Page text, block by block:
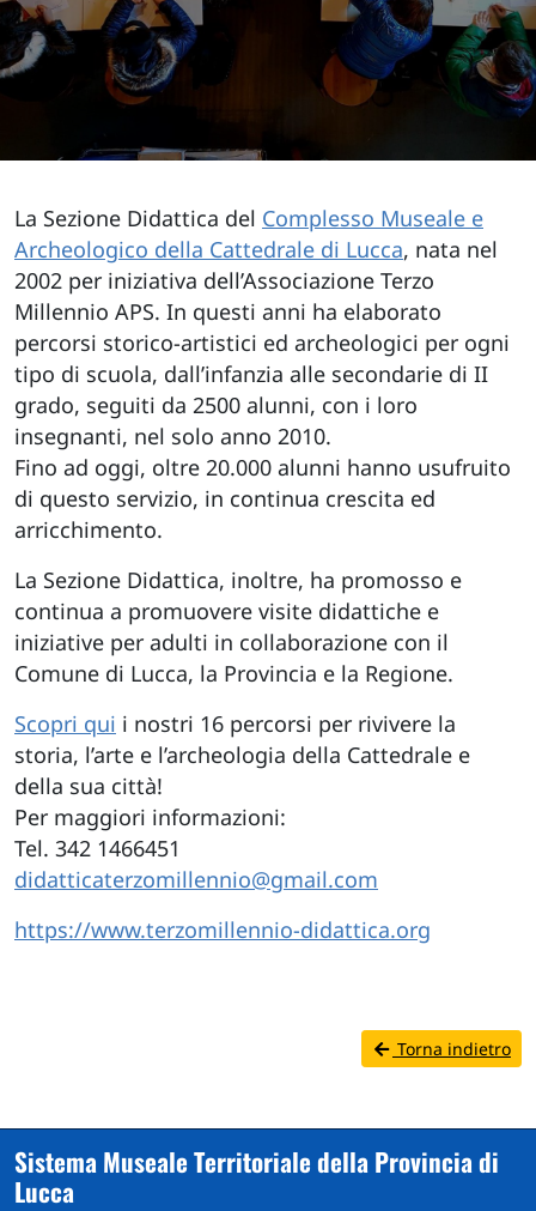
La Sezione Didattica del Complesso Museale e
Archeologico della Cattedrale di Lucca, nata nel
2002 per iniziativa dell’Associazione Terzo
Millennio APS. In questi anni ha elaborato
percorsi storico-artistici ed archeologici per ogni
tipo di scuola, dall’infanzia alle secondarie di II
grado, seguiti da 2500 alunni, con i loro
insegnanti, nel solo anno 2010.
Fino ad oggi, oltre 20.000 alunni hanno usufruito
di questo servizio, in continua crescita ed
arricchimento.
La Sezione Didattica, inoltre, ha promosso e
continua a promuovere visite didattiche e
iniziative per adulti in collaborazione con il
Comune di Lucca, la Provincia e la Regione.
Scopri qui i nostri 16 percorsi per rivivere la
storia, l’arte e l’archeologia della Cattedrale e
della sua città!
Per maggiori informazioni:
Tel. 342 1466451
didatticaterzomillennio@gmail.com
https://www.terzomillennio-didattica.org
Torna indietro
Sistema Museale Territoriale della Provincia di
Lucca